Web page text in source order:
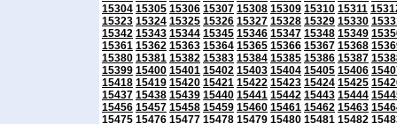
15304 15305 15306 15307 15308 15309 15310 15311
15323 15324 15325 15326 15327 15328 15329 15330
15342 15343 15344 15345 15346 15347 15348 15349
15361 15362 15363 15364 15365 15366 15367 15368
15380 15381 15382 15383 15384 15385 15386 15387
15399 15400 15401 15402 15403 15404 15405 15406
15418 15419 15420 15421 15422 15423 15424 15425
15437 15438 15439 15440 15441 15442 15443 15444
15456 15457 15458 15459 15460 15461 15462 15463
15475 15476 15477 15478 15479 15480 15481 15482